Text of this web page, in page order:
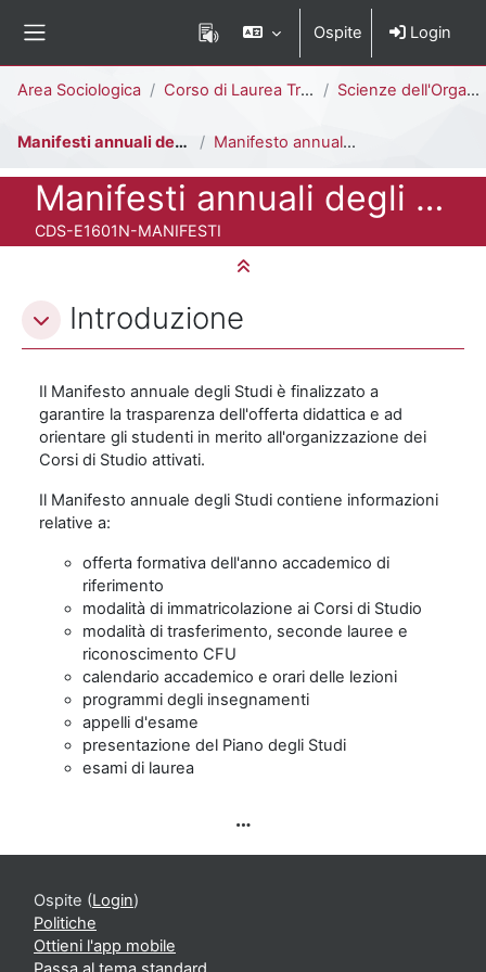
Ospite Login
Area Sociologica Corso di Laurea Triennale Scienze dell'Organizzazione [E1602N - E1601N]
Manifesti annuali degli studi Manifesto annuale degli Studi - A.A. 2026-2027
Titolo del corso Manifesti annuali degli studi
Codice identificativo del corso
CDS-E1601N-MANIFESTI
Schema della sezione
Minimizza tutto
Introduzione
Il Manifesto annuale degli Studi è finalizzato a
garantire la trasparenza dell'offerta didattica e ad
orientare gli studenti in merito all'organizzazione dei
Corsi di Studio attivati.
Il Manifesto annuale degli Studi contiene informazioni
relative a:
offerta formativa dell'anno accademico di
riferimento
modalità di immatricolazione ai Corsi di Studio
modalità di trasferimento, seconde lauree e
riconoscimento CFU
calendario accademico e orari delle lezioni
programmi degli insegnamenti
appelli d'esame
presentazione del Piano degli Studi
esami di laurea
Ospite (Login)
Politiche
Ottieni l'app mobile